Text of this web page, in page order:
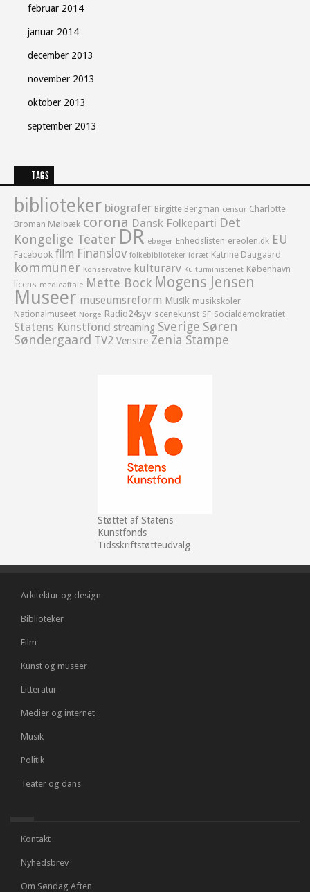
februar 2014
januar 2014
december 2013
november 2013
oktober 2013
september 2013
TAGS
biblioteker biografer Birgitte Bergman censur Charlotte
Broman Mølbæk corona Dansk Folkeparti Det
Kongelige Teater DR ebøger Enhedslisten ereolen.dk EU
Facebook film Finanslov folkebiblioteker idræt Katrine Daugaard
kommuner Konservative kulturarv Kulturministeriet København
licens medieaftale Mette Bock Mogens Jensen
Museer museumsreform Musik musikskoler
Nationalmuseet Norge Radio24syv scenekunst SF Socialdemokratiet
Statens Kunstfond streaming Sverige Søren
Søndergaard TV2 Venstre Zenia Stampe
Støttet af Statens
Kunstfonds
Tidsskriftstøtteudvalg
Arkitektur og design
Biblioteker
Film
Kunst og museer
Litteratur
Medier og internet
Musik
Politik
Teater og dans
Kontakt
Nyhedsbrev
Om Søndag Aften